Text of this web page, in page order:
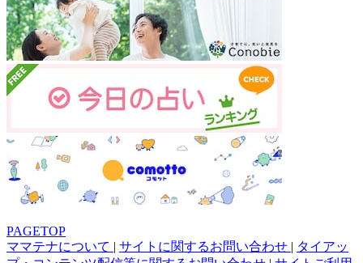
PAGETOP
ママテナについて | サイトに関するお問い合わせ | タイアッ